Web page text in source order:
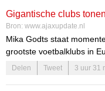
Amsterdammers.
Gigantische clubs
Bron: www.ajaxupdate.nl
Mika Godts staat
grootste voetbalklubs in
terwijl verschillende
De aandacht die Godts
Delen Tweet 3 uur 31